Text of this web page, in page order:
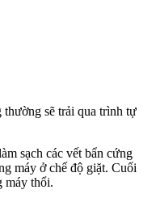
sẽ trải qua trình tự
sạch các vết bẩn cứng
máy ở chế độ giặt. Cuối
máy thổi.